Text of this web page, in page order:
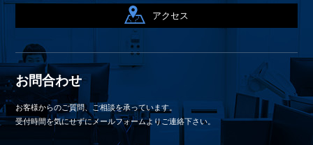
アクセス
お問合わせ
お客様からのご質問、ご相談を承っています。
受付時間を気にせずにメールフォームよりご連絡下さい。